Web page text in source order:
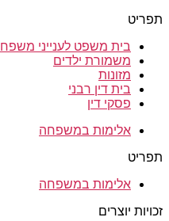
בית משפט לענייני משפחה
משמורת ילדים
מזונות
בית דין רבני
פסקי דין
אלימות במשפחה
אלימות במשפחה
יוצרים